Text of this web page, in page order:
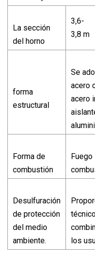
La sección
del horno
3,6-
3,8 m
forma
estructural
Se
acero
acero
Forma de
combustión
Desulfuración
de protección
del medio
ambiente.
los